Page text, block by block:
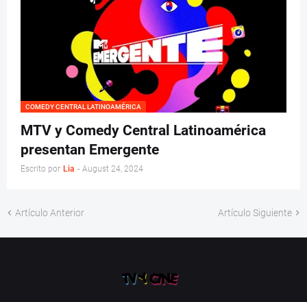
COMEDY CENTRAL LATINOAMÉRICA
MTV y Comedy Central Latinoamérica
presentan Emergente
Escrito por Lia - August 24, 2024
Artículo Anterior Artículo Siguiente